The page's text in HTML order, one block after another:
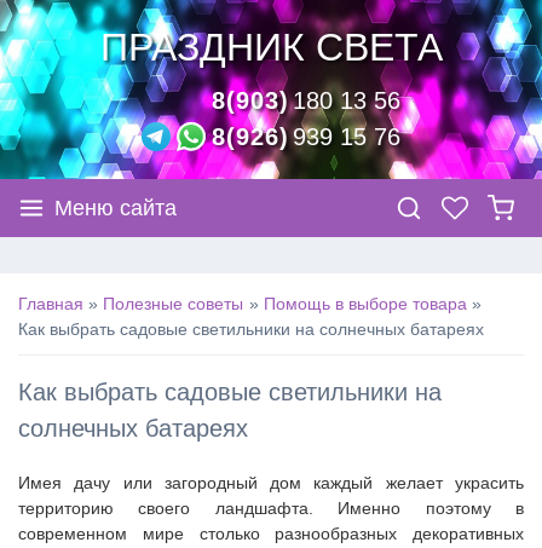
ПРАЗДНИК СВЕТА
8(903)180 13 56
8(926)939 15 76
Меню сайта
Главная Полезные советы
Помощь в выборе товара
Как выбрать садовые светильники на солнечных батареях
Как выбрать садовые светильники на
солнечных батареях
Имея дачу или загородный дом каждый желает украсить
территорию своего ландшафта. Именно поэтому в
современном мире столько разнообразных декоративных